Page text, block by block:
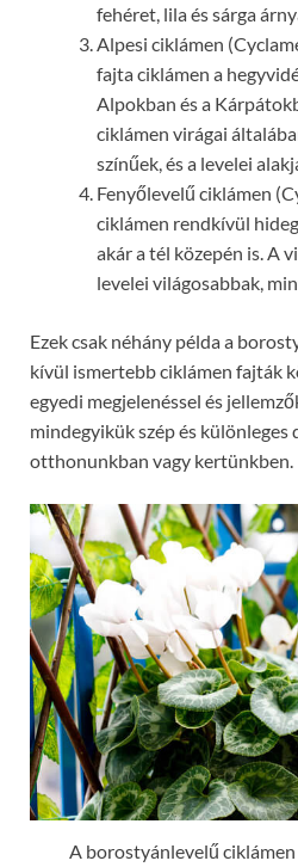
fehéret, lila és sárga
Alpesi ciklámen
fajta ciklámen a
Alpokban és a
ciklámen virágai
színűek, és a levelei
Fenyőlevelű ciklámen
ciklámen rendkívül
akár a tél közepén is. A
levelei világosabbak,
Ezek csak néhány példa a
kívül ismertebb ciklámen fajták
egyedi megjelenéssel és
mindegyikük szép és
otthonunkban vagy kertünkben.
A borostyánlevelű